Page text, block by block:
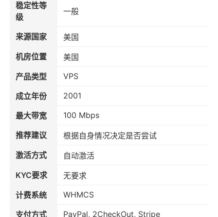
稳定性等
级
一般
来源国家
美国
机房位置
美国
产品类型
VPS
成立年份 2001
最大带宽 100 Mbps
推荐建议
根据自身情况决定是否尝试
激活方式
自动激活
KYC要求
无要求
计费系统
WHMCS
支付方式 PayPal, 2CheckOut, Stripe